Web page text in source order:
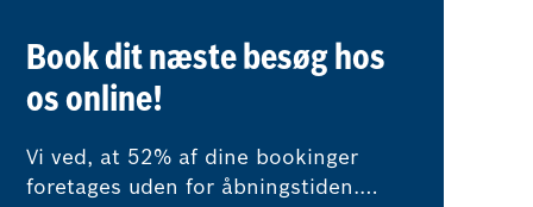
Book dit næste besøg hos
os online!
Vi ved, at 52% af dine bookinger
foretages uden for åbningstiden.